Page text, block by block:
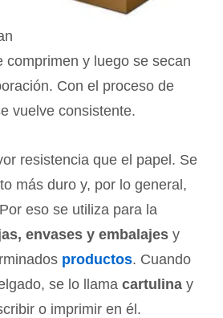
comprimen y luego se secan
Con el proceso de
vuelve consistente.
resistencia que el papel. Se
más duro y, por lo general,
eso se utiliza para la
envases y embalajes y
productos. Cuando
se lo llama cartulina y
o imprimir en él.